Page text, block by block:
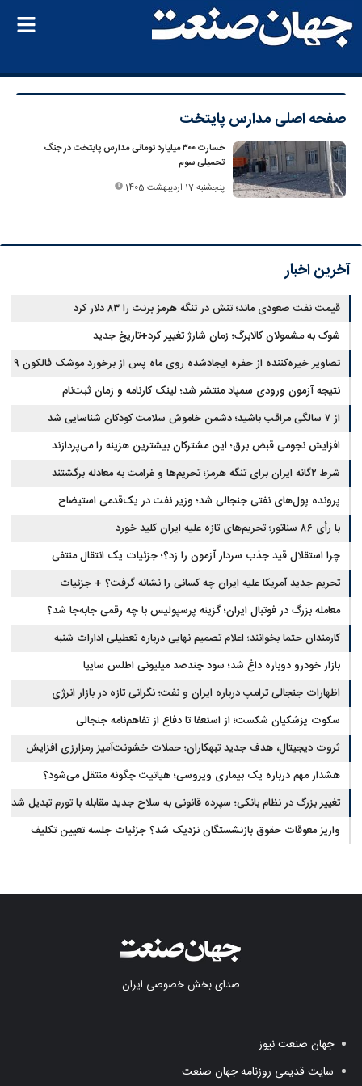
صفحه اصلی مدارس پایتخت
خسارت ۳۰۰ میلیارد تومانی مدارس پایتخت در جنگ
تحمیلی سوم
پنجشنبه 17 اردیبهشت 1405
آخرین اخبار
قیمت نفت صعودی ماند؛ تنش در تنگه هرمز برنت را ۸۳ دلار کرد
شوک به مشمولان کالابرگ؛ زمان شارژ تغییر کرد+تاریخ جدید
تصاویر خیره‌کننده از حفره ایجادشده روی ماه پس از برخورد موشک فالکون ۹
نتیجه آزمون ورودی سمپاد منتشر شد؛ لینک کارنامه و زمان ثبت‌نام
از ۷ سالگی مراقب باشید؛ دشمن خاموش سلامت کودکان شناسایی شد
افزایش نجومی قبض برق؛ این مشترکان بیشترین هزینه را می‌پردازند
شرط ۲گانه ایران برای تنگه هرمز؛ تحریم‌ها و غرامت به معادله برگشتند
پرونده پول‌های نفتی جنجالی شد؛ وزیر نفت در یک‌قدمی استیضاح
با رأی ۸۶ سناتور؛ تحریم‌های تازه علیه ایران کلید خورد
چرا استقلال قید جذب سردار آزمون را زد؟؛ جزئیات یک انتقال منتفی
تحریم جدید آمریکا علیه ایران چه کسانی را نشانه گرفت؟ + جزئیات
معامله بزرگ در فوتبال ایران؛ گزینه پرسپولیس با چه رقمی جابه‌جا شد؟
کارمندان حتما بخوانند؛ اعلام تصمیم نهایی درباره تعطیلی ادارات شنبه
بازار خودرو دوباره داغ شد؛ سود چندصد میلیونی اطلس سایپا
اظهارات جنجالی ترامپ درباره ایران و نفت؛ نگرانی تازه در بازار انرژی
سکوت پزشکیان شکست؛ از استعفا تا دفاع از تفاهم‌نامه جنجالی
ثروت دیجیتال، هدف جدید تبهکاران؛ حملات خشونت‌آمیز رمزارزی افزایش
یافت
هشدار مهم درباره یک بیماری ویروسی؛ هپاتیت چگونه منتقل می‌شود؟
تغییر بزرگ در نظام بانکی؛ سپرده قانونی به سلاح جدید مقابله با تورم تبدیل شد
واریز معوقات حقوق بازنشستگان نزدیک شد؟ جزئیات جلسه تعیین تکلیف
صدای بخش خصوصی ایران
جهان صنعت نیوز
سایت قدیمی روزنامه جهان صنعت